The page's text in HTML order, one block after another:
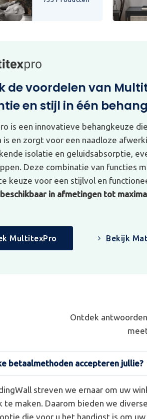
de voordelen van
en stijl in één behang
is een innovatieve behangkeuze
is en zorgt voor een naadloze
isolatie en geluidsabsorptie,
Deze combinatie van functies
keuze voor een stijlvol en
in afmetingen tot
MultitexPro Bekijk
Ontdek
betaalmethoden accepteren jullie?
streven we ernaar om uw
te maken. Daarom bieden we
die voor u het handigst is om